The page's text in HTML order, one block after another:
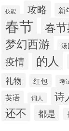
技能 攻略 新
春节 春
梦幻西游 汤
疫情 的人
礼物 红包 考
英语 词人 诗
还不 都是